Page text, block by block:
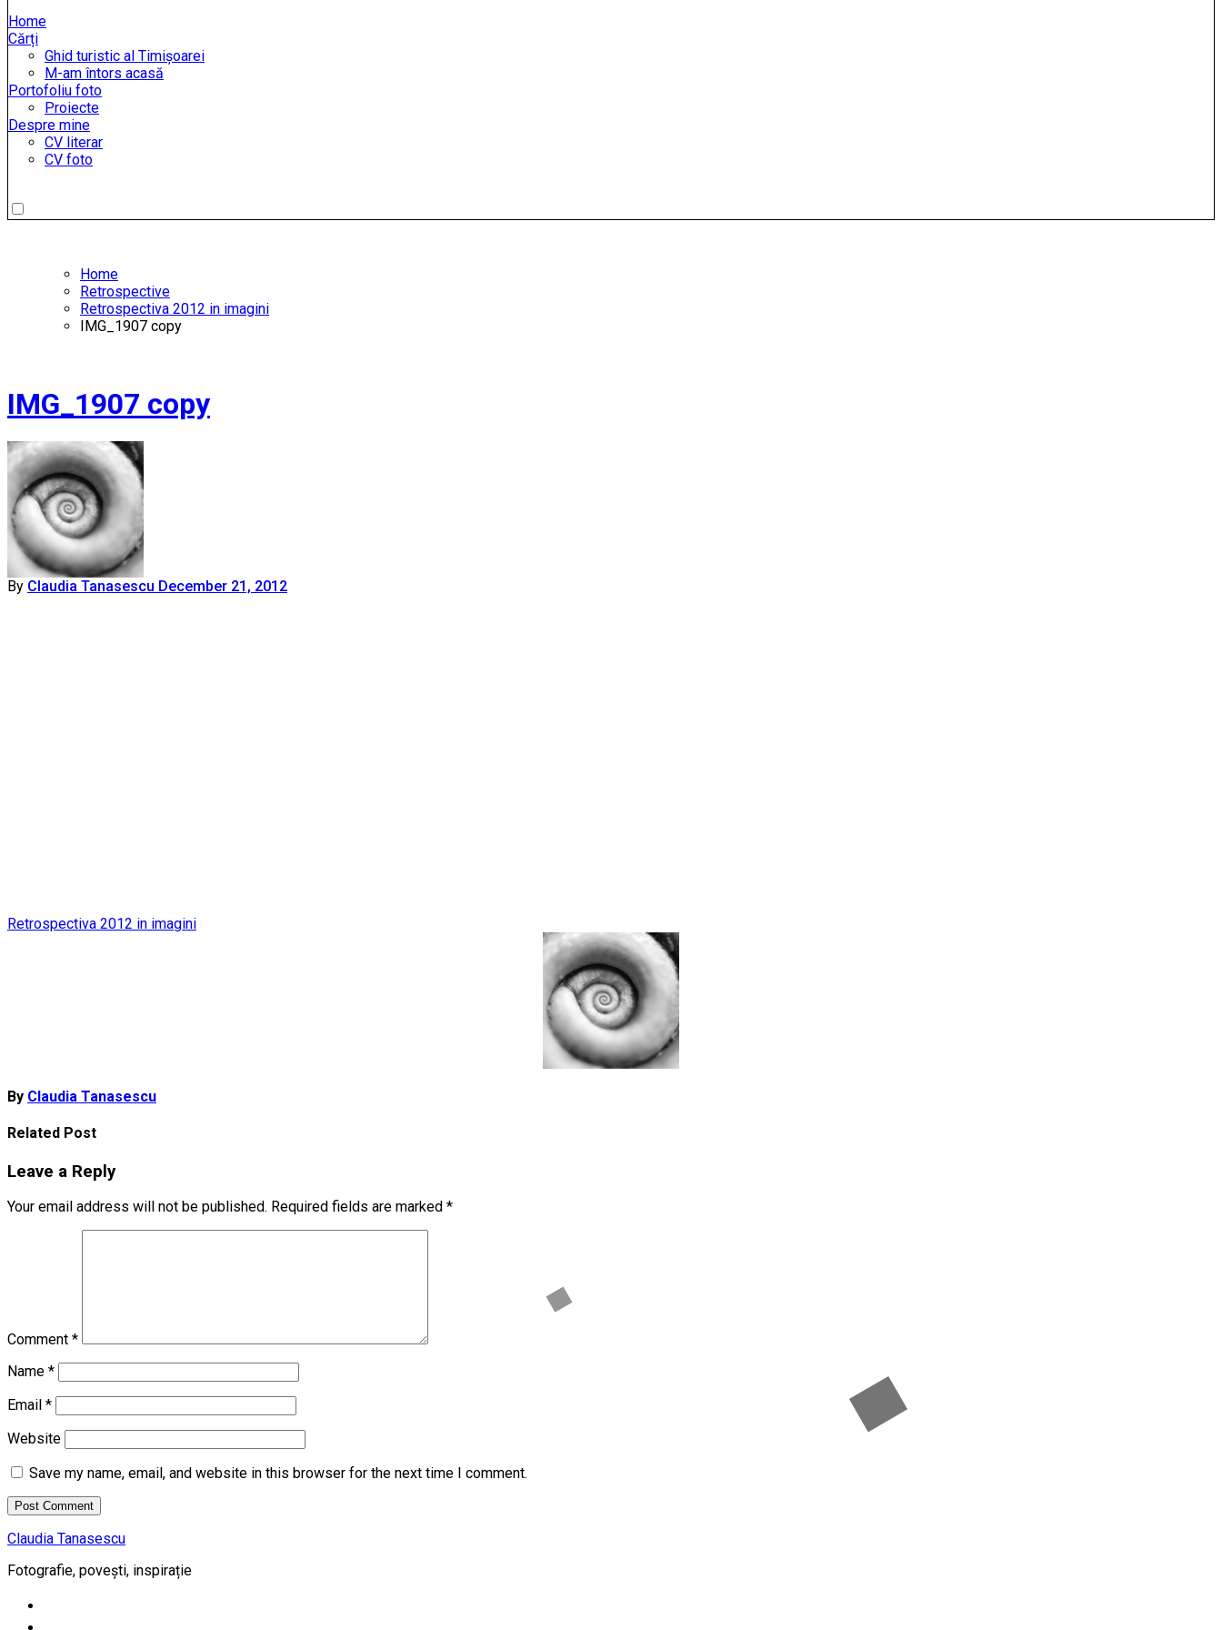
Home
Cărți
Ghid turistic al Timișoarei
M-am întors acasă
Portofoliu foto
Proiecte
Despre mine
CV literar
CV foto
Home
Retrospective
Retrospectiva 2012 in imagini
IMG_1907 copy
IMG_1907 copy
By Claudia Tanasescu December 21, 2012
Post
Retrospectiva 2012 in imagini
By Claudia Tanasescu
Related Post
Leave a Reply
Your email address will not be published. Required fields are marked *
Comment *
Name *
Email *
Website
Save my name, email, and website in this browser for the next time I comment.
Claudia Tanasescu
Fotografie, povești, inspirație